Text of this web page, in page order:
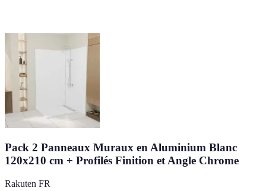
Pack 2 Panneaux Muraux en Aluminium Blanc
120x210 cm + Profilés Finition et Angle Chrome
Rakuten FR